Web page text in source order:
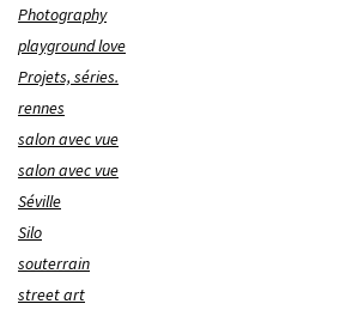
Photography
playground love
Projets, séries.
rennes
salon avec vue
salon avec vue
Séville
Silo
souterrain
street art